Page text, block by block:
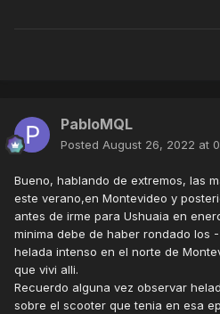
Desde 2015 as chuvas deram
ano após ano.
observamos são corredores de
de chuva que ficam com certa
em pleno ápice da estação sem
isoladas. As ZCAS que não
SP, tivemos uma ZCAS boa em
só voltou a ocorrer em janeiro
estou falando de ZCOU ou
boca.
PabloMQL
Posted August 26, 2022 at
Bueno, hablando de extremos, las
este verano,en Montevideo y
antes de irme para Ushuaia en
minima debe de haber rondado los
helada intenso en el norte de
que vivi alli.
Recuerdo alguna vez observar
sobre el scooter que tenia en esa